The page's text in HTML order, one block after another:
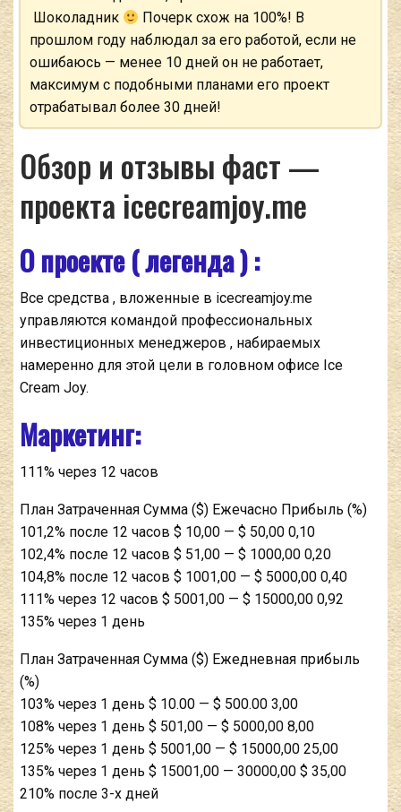
Шоколадник
Почерк схож на 100%! В
прошлом году наблюдал за его работой, если не
ошибаюсь — менее 10 дней он не работает,
максимум с подобными планами его проект
отрабатывал более 30 дней!
Обзор и отзывы фаст —
проекта icecreamjoy.me
О проекте ( легенда ) :
Все средства , вложенные в icecreamjoy.me
управляются командой профессиональных
инвестиционных менеджеров , набираемых
намеренно для этой цели в головном офисе Ice
Cream Joy.
Маркетинг:
111% через 12 часов
План Затраченная Сумма ($) Ежечасно Прибыль (%)
101,2% после 12 часов $ 10,00 — $ 50,00 0,10
102,4% после 12 часов $ 51,00 — $ 1000,00 0,20
104,8% после 12 часов $ 1001,00 — $ 5000,00 0,40
111% через 12 часов $ 5001,00 — $ 15000,00 0,92
135% через 1 день
План Затраченная Сумма ($) Ежедневная прибыль
(%)
103% через 1 день $ 10.00 — $ 500.00 3,00
108% через 1 день $ 501,00 — $ 5000,00 8,00
125% через 1 день $ 5001,00 — $ 15000,00 25,00
135% через 1 день $ 15001,00 — 30000,00 $ 35,00
210% после 3-х дней